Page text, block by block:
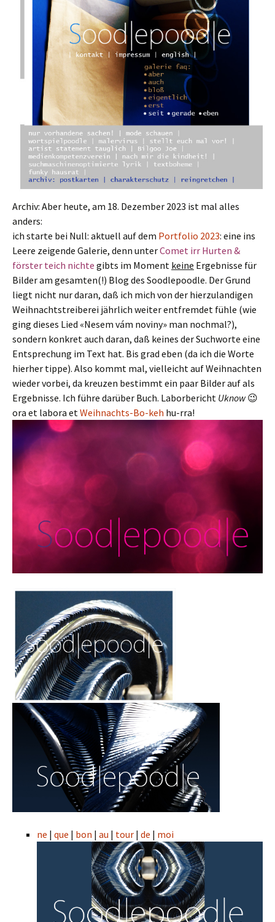
Archiv: Aber heute, am 18. Dezember 2023 ist mal alles
anders:
ich starte bei Null: aktuell auf dem Portfolio 2023: eine ins
Leere zeigende Galerie, denn unterComet irr Hurten &
förster teich nichte gibts im Moment keine Ergebnisse für
Bilder am gesamten(!) Blog des Soodlepoodle. Der Grund
liegt nicht nur daran, daß ich mich von der hierzulandigen
Weihnachtstreiberei jährlich weiter entfremdet fühle (wie
ging dieses Lied «Nesem vám noviny» man nochmal?),
sondern konkret auch daran, daß keines der Suchworte eine
Entsprechung im Text hat. Bis grad eben (da ich die Worte
hierher tippe). Also kommt mal, vielleicht auf Weihnachten
wieder vorbei, da kreuzen bestimmt ein paar Bilder auf als
Ergebnisse. Ich führe darüber Buch. Laborbericht Uknow😉
ora et labora et Weihnachts-Bo-keh hu-rra!
ne | que | bon | au | tour | de | moi